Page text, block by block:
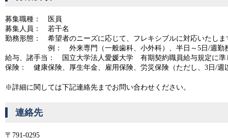
募集職種：
医員
募集人員：
若干名
勤務形態：
希望者のニーズに応じて、フレキシブルに対応いたしま
例：
外来専門（一般歯科、小外科）、半日～5日/週勤
給与、諸手当：
国立大学法人愛媛大学 有期契約職員給与規定に準
保険：
健康保険、厚生年金、雇用保険、労災保険（ただし、3日/
※詳細に関しては下記連絡先までお問い合わせください。
連絡先
〒791-0295